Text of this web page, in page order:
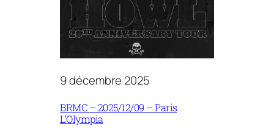
9 décembre 2025
BRMC – 2025/12/09 – Paris
L’Olympia